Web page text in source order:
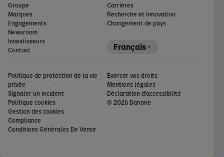
Groupe
Marques
Engagements
Newsroom
Investisseurs
Contact
Carrières
Recherche et innovation
Changement de pays
Français
Politique de protection de la vie
privée
Signaler un incident
Politique cookies
Gestion des cookies
Compliance
Conditions Générales De Vente
Exercer vos droits
Mentions légales
Déclaration d'accessibilité
© 2026 Danone